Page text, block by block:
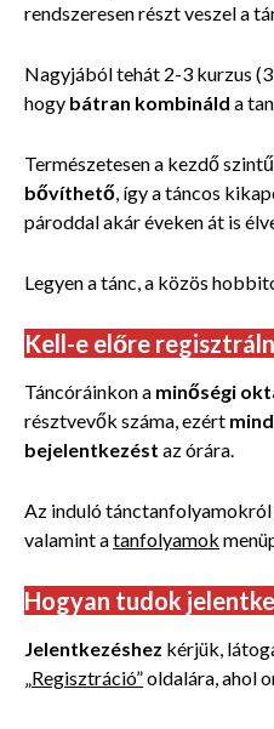
rendszeresen részt veszel a
Nagyjából tehát 2-3 kurzus
hogy bátran kombináld a
Természetesen a kezdő
bővíthető, így a táncos
pároddal akár éveken át is
Legyen a tánc, a közös
Kell-e előre
Táncóráinkon a minőségi
résztvevők száma, ezért
bejelentkezést az órára.
Az induló tánctanfolyamokról
valamint atanfolyamok
Hogyan tudok
Jelentkezéshez kérjük,
„Regisztráció”oldalára, ahol